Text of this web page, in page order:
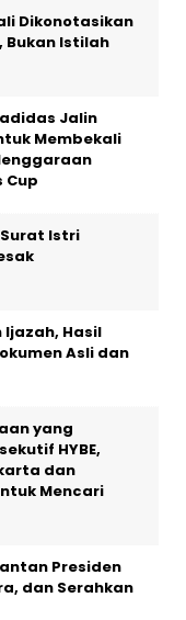
Dikonotasikan
Istilah
Jalin
Membekali
Cup
Surat Istri
Ijazah, Hasil
Asli dan
yang
HYBE,
dan
Mencari
Presiden
dan Serahkan